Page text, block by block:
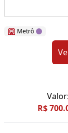
Metrô
Valor:
R$